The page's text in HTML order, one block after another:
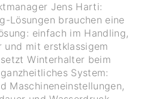
Jens Harti:
Lösungen brauchen eine
einfach im Handling,
und mit erstklassigem
Winterhalter beim
System:
Maschineneinstellungen,